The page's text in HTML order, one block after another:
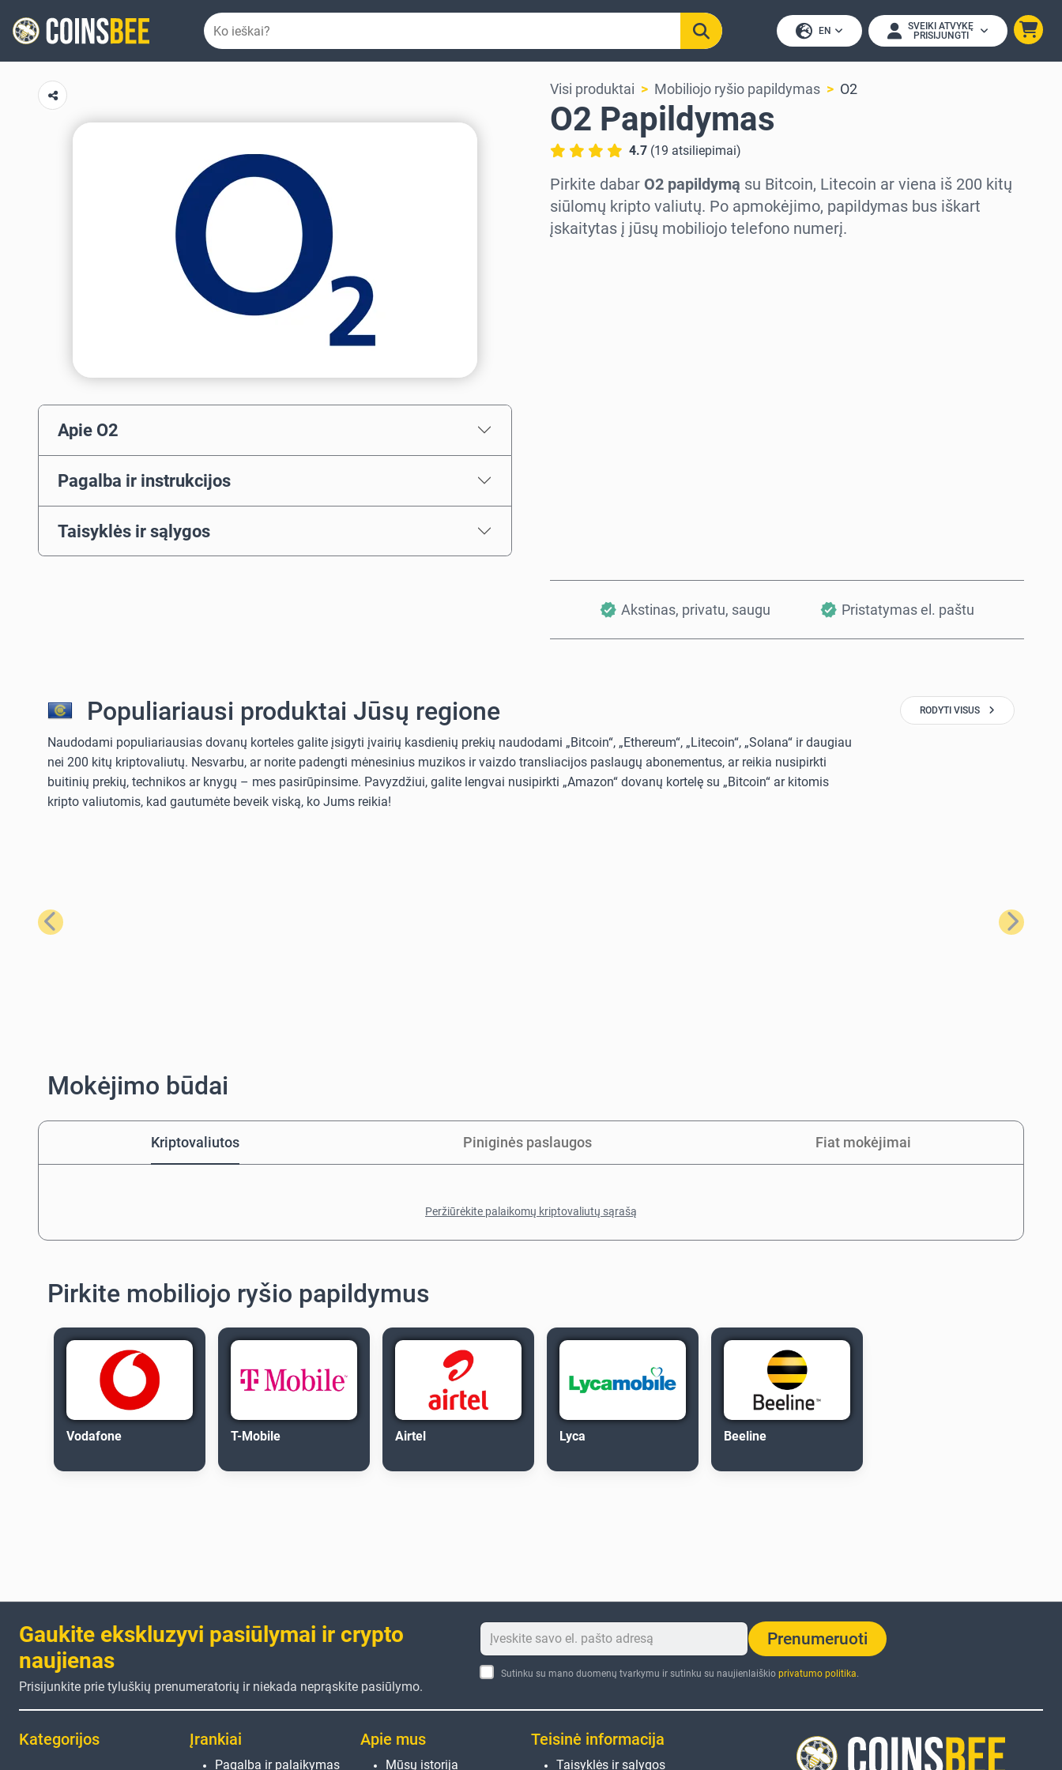
EN
SVEIKI ATVYKĘ
PRISIJUNGTI
Apie O2
Pagalba ir instrukcijos
Taisyklės ir sąlygos
Visi produktai Mobiliojo ryšio papildymas O2
O2 Papildymas
4.7 (19 atsiliepimai)
Pirkite dabar O2 papildymą su Bitcoin, Litecoin ar viena iš 200 kitų
siūlomų kripto valiutų. Po apmokėjimo, papildymas bus iškart
įskaitytas į jūsų mobiliojo telefono numerį.
Akstinas, privatu, saugu Pristatymas el. paštu
Populiariausi produktai Jūsų regione
Naudodami populiariausias dovanų korteles galite įsigyti įvairių kasdienių prekių naudodami „Bitcoin“, „Ethereum“, „Litecoin“, „Solana“ ir daugiau
nei 200 kitų kriptovaliutų. Nesvarbu, ar norite padengti mėnesinius muzikos ir vaizdo transliacijos paslaugų abonementus, ar reikia nusipirkti
buitinių prekių, technikos ar knygų – mes pasirūpinsime. Pavyzdžiui, galite lengvai nusipirkti „Amazon“ dovanų kortelę su „Bitcoin“ ar kitomis
kripto valiutomis, kad gautumėte beveik viską, ko Jums reikia!
RODYTI VISUS
Ankstesnis Kitas
Mokėjimo būdai
Kriptovaliutos Piniginės paslaugos Fiat mokėjimai
Peržiūrėkite palaikomų kriptovaliutų sąrašą
Pirkite mobiliojo ryšio papildymus
Vodafone T-Mobile Airtel Lyca Beeline
Gaukite ekskluzyvi pasiūlymai ir crypto
naujienas
Prisijunkite prie tyluškių prenumeratorių ir niekada neprąskite pasiūlymo.
Prenumeruoti
Sutinku su mano duomenų tvarkymu ir sutinku su naujienlaiškio privatumo politika.
Kategorijos Įrankiai
Pagalba ir palaikymas
Apie mus
Mūsų istorija
Teisinė informacija
Taisyklės ir sąlygos